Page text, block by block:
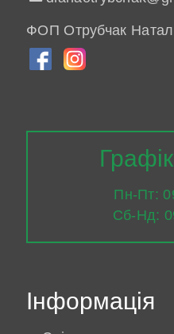
ФОП Отрубчак
Пн-Пт:
Сб-Нд:
Інформація